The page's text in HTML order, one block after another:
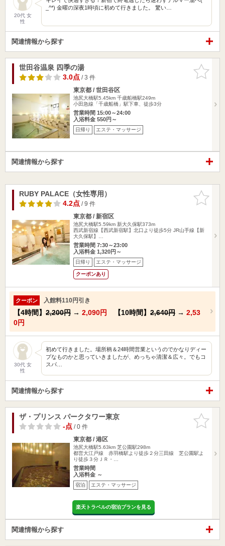
20代 女
性
_^*) 金曜の深夜1時頃に初めて行きました。 驚い…
関連情報から探す
お気に入
りに追加
世田谷温泉 四季の湯
3.0点/ 3 件
東京都 / 世田谷区
池尻大橋駅5.45km 千歳船橋駅249m
小田急線「千歳船橋」駅下車、徒歩3分
営業時間 15:00～24:00
入浴料金 550円～
日帰り エステ・マッサージ
関連情報から探す
お気に入
りに追加
RUBY PALACE（女性専用）
4.2点/ 9 件
東京都 / 新宿区
池尻大橋駅5.59km 新大久保駅373m
西武新宿線【西武新宿駅】北口より徒歩5分 JR山手線【新
大久保駅】…
営業時間 7:30～23:00
入浴料金 1,320円～
日帰り エステ・マッサージ
クーポンあり
クーポン 入館料110円引き
【4時間】 2,200円 → 2,090円 【10時間】 2,640円 → 2,53
0円
30代 女
性
初めて行きました。場所柄＆24時間営業というのでかなりディー
プなものかと思っていきましたが、めっちゃ清潔＆広々。でもコ
スパ…
関連情報から探す
お気に入
りに追加
ザ・プリンス パークタワー東京
-点/ 0 件
東京都 / 港区
池尻大橋駅5.63km 芝公園駅298m
都営大江戸線 赤羽橋駅より徒歩２分三田線 芝公園駅よ
り徒歩３分ＪＲ・…
営業時間
入浴料金 ～
宿泊 エステ・マッサージ
楽天トラベルの宿泊プランを見る
関連情報から探す